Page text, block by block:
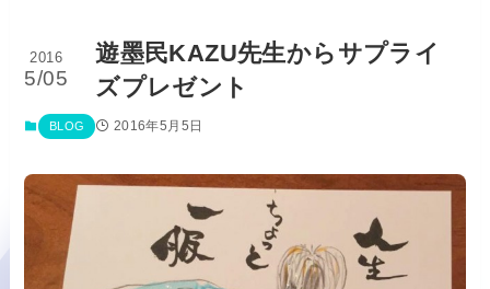
遊墨民KAZU先生からサプライ
ズプレゼント
2016
5/05
BLOG 2016年5月5日